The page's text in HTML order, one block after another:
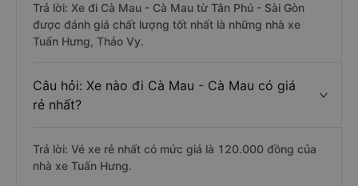
Trả lời: Xe đi Cà Mau - Cà Mau từ Tân Phú - Sài Gòn
được đánh giá chất lượng tốt nhất là những nhà xe
Tuấn Hưng, Thảo Vy.
Câu hỏi: Xe nào đi Cà Mau - Cà Mau có giá
rẻ nhất?
Trả lời: Vé xe rẻ nhất có mức giá là 120.000 đồng của
nhà xe Tuấn Hưng.